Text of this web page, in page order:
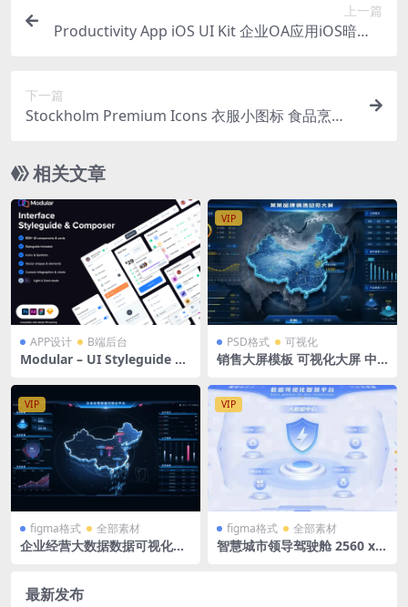
上一篇
Productivity App iOS UI Kit 企业OA应用iOS暗底U
下一篇
Stockholm Premium Icons 衣服小图标 食品烹饪i
网站和平面设计
相关文章
APP设计 B端后台
Modular – UI Styleguide &
航栏选项卡边栏日程图表套件
模块ui界面设计模板
VIP
PSD格式 可视化
销售大屏模板 可视化大屏 中
080
VIP
figma格式 全部素材
企业经营大数据数据可视化平
VIP
figma格式 全部素材
智慧城市领导驾驶舱 2560 x 1
最新发布